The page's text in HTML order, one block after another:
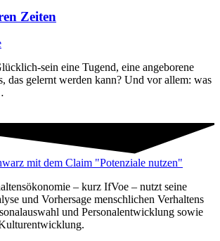
Zeiten
sein eine Tugend, eine angeborene
das gelernt werden kann? Und vor allem: was
– kurz IfVoe – nutzt seine
und Vorhersage menschlichen Verhaltens
und Personal­entwicklung sowie